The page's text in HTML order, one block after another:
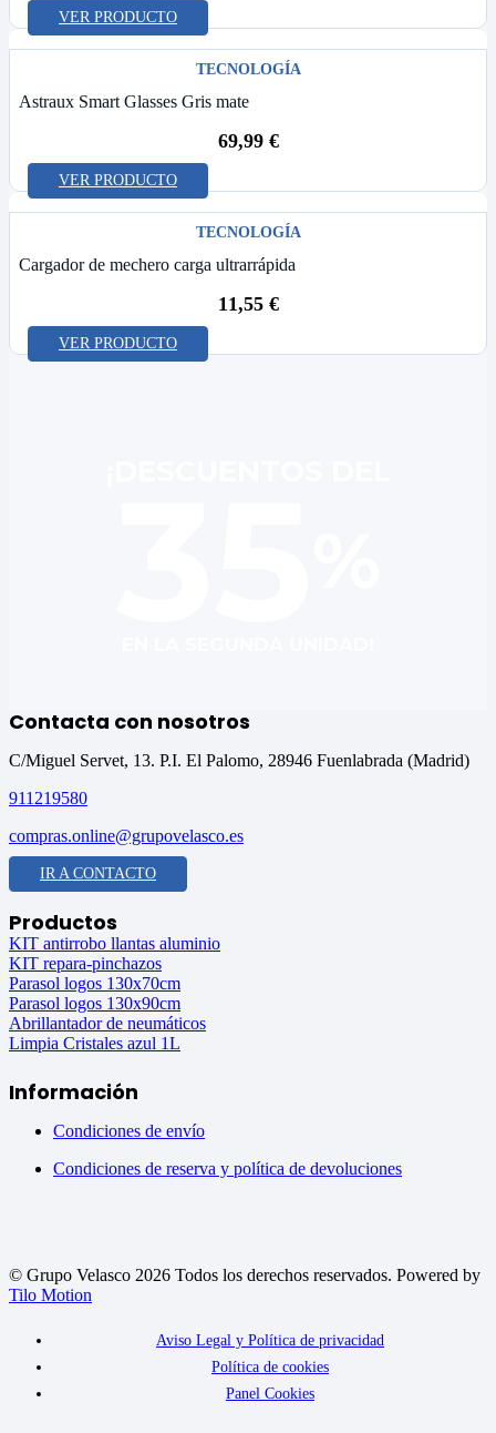
VER PRODUCTO
TECNOLOGÍA
Astraux Smart Glasses Gris mate
69,99 €
VER PRODUCTO
TECNOLOGÍA
Cargador de mechero carga ultrarrápida
11,55 €
VER PRODUCTO
Contacta con nosotros
C/Miguel Servet, 13. P.I. El Palomo, 28946 Fuenlabrada (Madrid)
911219580
compras.online@grupovelasco.es
IR A CONTACTO
Productos
KIT antirrobo llantas aluminio
KIT repara-pinchazos
Parasol logos 130x70cm
Parasol logos 130x90cm
Abrillantador de neumáticos
Limpia Cristales azul 1L
Información
Condiciones de envío
Condiciones de reserva y política de devoluciones
© Grupo Velasco 2026 Todos los derechos reservados. Powered by
Tilo Motion
Aviso Legal y Política de privacidad
Política de cookies
Panel Cookies